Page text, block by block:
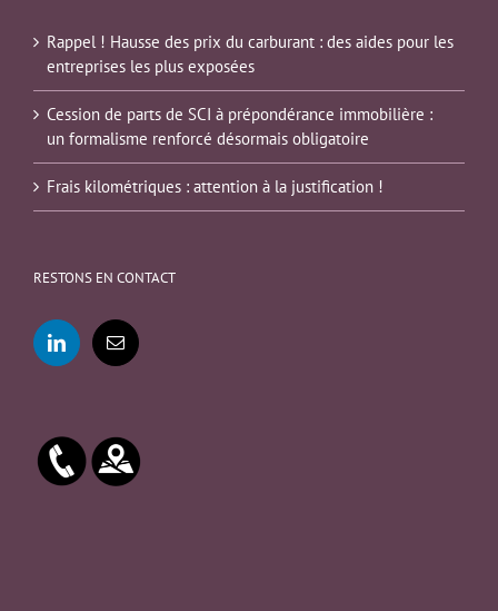
Rappel ! Hausse des prix du carburant : des aides pour les
entreprises les plus exposées
Cession de parts de SCI à prépondérance immobilière :
un formalisme renforcé désormais obligatoire
Frais kilométriques : attention à la justification !
RESTONS EN CONTACT